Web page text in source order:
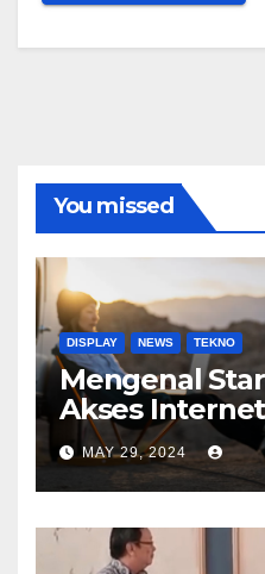
You missed
DISPLAY NEWS TEKNO
Mengenal
Akses
Tinggi
MAY 29, 2024